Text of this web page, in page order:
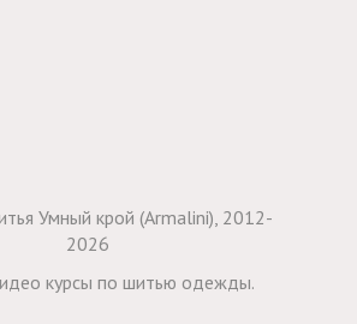
Умный крой (Armalini), 2012-
2026
курсы по шитью одежды.